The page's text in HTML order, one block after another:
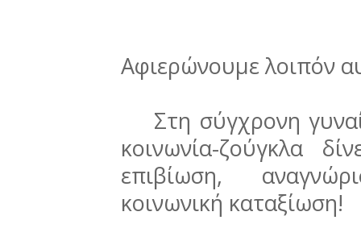
Αφιερώνουμε λοιπόν
Στη σύγχρονη
κοινωνία-ζούγκλα
επιβίωση,
κοινωνική καταξίωση!